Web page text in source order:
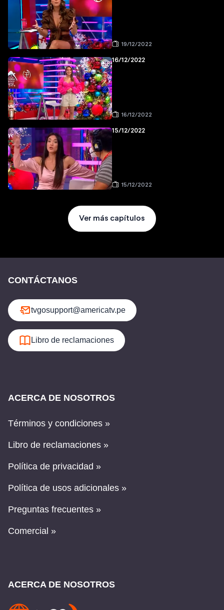
19/12/2022
16/12/2022
16/12/2022
15/12/2022
15/12/2022
Ver más capítulos
CONTÁCTANOS
tvgosupport@americatv.pe
Libro de reclamaciones
ACERCA DE NOSOTROS
Términos y condiciones »
Libro de reclamaciones »
Política de privacidad »
Política de usos adicionales »
Preguntas frecuentes »
Comercial »
ACERCA DE NOSOTROS